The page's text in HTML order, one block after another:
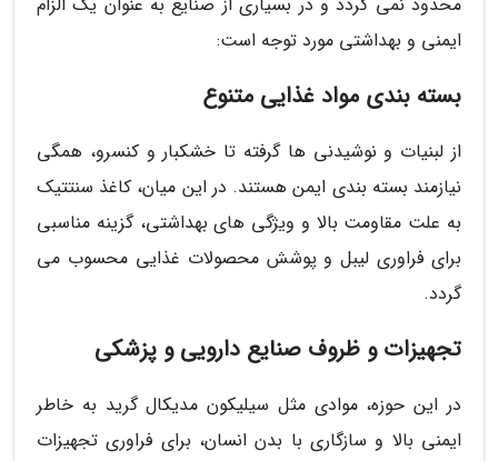
ایمنی و بهداشتی مورد توجه است:
بسته بندی مواد غذایی متنوع
از لبنیات و نوشیدنی ها گرفته تا خشکبار و کنسرو، همگی
نیازمند بسته بندی ایمن هستند. در این میان، کاغذ سنتتیک
به علت مقاومت بالا و ویژگی های بهداشتی، گزینه مناسبی
برای فراوری لیبل و پوشش محصولات غذایی محسوب می
گردد.
تجهیزات و ظروف صنایع دارویی و پزشکی
در این حوزه، موادی مثل سیلیکون مدیکال گرید به خاطر
ایمنی بالا و سازگاری با بدن انسان، برای فراوری تجهیزات